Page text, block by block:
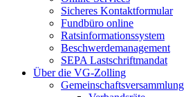
Sicheres Kontaktformular
Fundbüro online
Ratsinformationssystem
Beschwerdemanagement
SEPA Lastschriftmandat
Über die VG-Zolling
Gemeinschaftsversammlung